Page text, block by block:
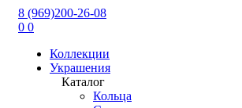
8 (969)200-26-08
0 0
Коллекции
Украшения
Каталог
Кольца